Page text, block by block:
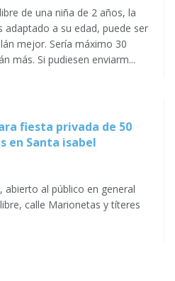
de una niña de 2 años, la
adaptado a su edad, puede ser
mejor. Sería máximo 30
más. Si pudiesen enviarm...
fiesta privada de 50
en Santa isabel
abierto al público en general
calle Marionetas y títeres